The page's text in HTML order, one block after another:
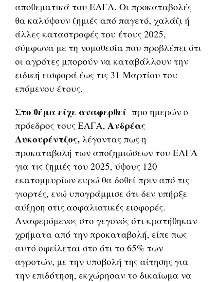
αποθεματικά του ΕΛΓΑ. Οι προκαταβολές
θα καλύψουν ζημιές από παγετό, χαλάζι ή
άλλες καταστροφές του έτους 2025,
σύμφωνα με τη νομοθεσία που προβλέπει ότι
οι αγρότες μπορούν να καταβάλλουν την
ειδική εισφορά έως τις 31 Μαρτίου του
επόμενου έτους.
Στο θέμα είχε αναφερθεί προ ημερών ο
πρόεδρος τους ΕΛΓΑ,Ανδρέας
Λυκουρέντζος, λέγοντας πως η
προκαταβολή των αποζημιώσεων του ΕΛΓΑ
για τις ζημιές του 2025, ύψους 120
εκατομμυρίων ευρώ θα δοθεί πριν από τις
γιορτές, ενώ υπογράμμισε ότι δεν υπήρξε
αύξηση στις ασφαλιστικές εισφορές.
Αναφερόμενος στο γεγονός ότι κρατήθηκαν
χρήματα από την προκαταβολή, είπε πως
αυτό οφείλεται στο ότι το 65% των
αγροτών, με την υποβολή της αίτησης για
την επιδότηση, εκχώρησαν το δικαίωμα να